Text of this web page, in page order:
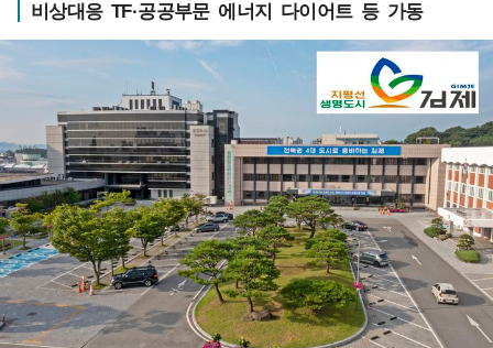
비상대응 TF·공공부문 에너지 다이어트 등 가동